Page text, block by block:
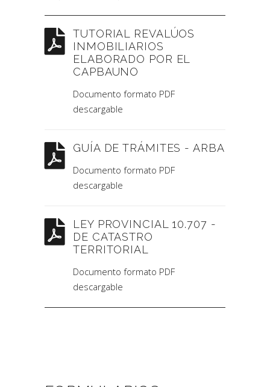
TUTORIAL REVALÚOS
INMOBILIARIOS
ELABORADO POR EL
CAPBAUNO
Documento formato PDF
descargable
GUÍA DE TRÁMITES - ARBA
Documento formato PDF
descargable
LEY PROVINCIAL 10.707 -
DE CATASTRO
TERRITORIAL
Documento formato PDF
descargable